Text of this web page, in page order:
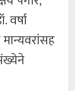
वर्षा